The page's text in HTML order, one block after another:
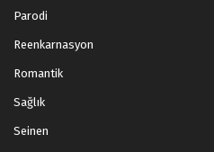
Parodi
Reenkarnasyon
Romantik
Sağlık
Seinen